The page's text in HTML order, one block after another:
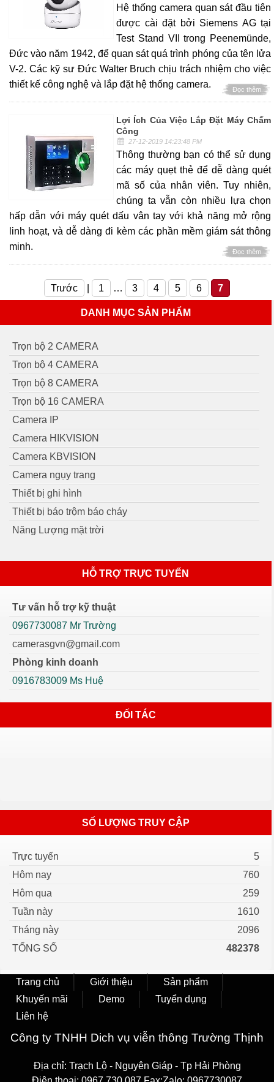
Hệ thống camera quan sát đầu tiên
được cài đặt bởi Siemens AG tại
Test Stand VII trong Peenemünde,
Đức vào năm 1942, để quan sát quá trình phóng của tên lửa
V-2. Các kỹ sư Đức Walter Bruch chịu trách nhiệm cho việc
thiết kế công nghệ và lắp đặt hệ thống camera.
Đọc thêm
Lợi Ích Của Việc Lắp Đặt Máy Chấm
Công
27-12-2019 14:23:48 PM
Thông thường bạn có thể sử dụng
các máy quẹt thẻ để dễ dàng quét
mã số của nhân viên. Tuy nhiên,
chúng ta vẫn còn nhiều lựa chọn
hấp dẫn với máy quét dấu vân tay với khả năng mở rộng
linh hoạt, và dễ dàng đi kèm các phần mềm giám sát thông
minh.
Đọc thêm
Trước 1 … 3 4 5 6 7
DANH MỤC SẢN PHẨM
Trọn bộ 2 CAMERA
Trọn bộ 4 CAMERA
Trọn bộ 8 CAMERA
Trọn bộ 16 CAMERA
Camera IP
Camera HIKVISION
Camera KBVISION
Camera ngụy trang
Thiết bị ghi hình
Thiết bị báo trộm báo cháy
Năng Lượng mặt trời
HỖ TRỢ TRỰC TUYẾN
Tư vấn hỗ trợ kỹ thuật
0967730087 Mr Trường
camerasgvn@gmail.com
Phòng kinh doanh
0916783009 Ms Huệ
ĐỐI TÁC
SỐ LƯỢNG TRUY CẬP
Trực tuyến
5
Hôm nay
760
Hôm qua
259
Tuần này
1610
Tháng này
2096
TỔNG SỐ
482378
Trang chủ Giới thiệu
Sản phẩm
Khuyến mãi
Demo
Tuyển dụng
Liên hệ
Công ty TNHH Dich vụ viễn thông Trường Thịnh
Địa chỉ: Trạch Lộ - Nguyên Giáp - Tp Hải Phòng